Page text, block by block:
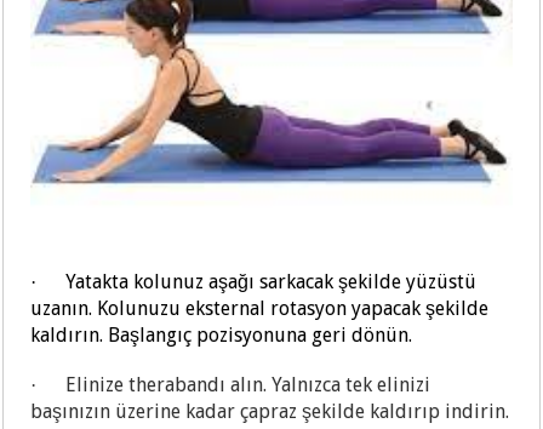
·
Yatakta kolunuz aşağı sarkacak şekilde yüzüstü
uzanın. Kolunuzu eksternal rotasyon yapacak şekilde
kaldırın. Başlangıç pozisyonuna geri dönün.
·
Elinize therabandı alın. Yalnızca tek elinizi
başınızın üzerine kadar çapraz şekilde kaldırıp indirin.